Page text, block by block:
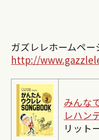
ガズレレホームペー
http://
みんな
レハン
リット